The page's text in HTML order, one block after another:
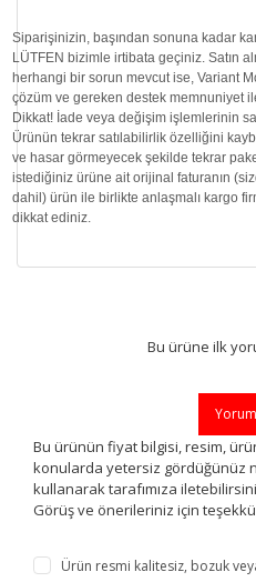
Siparişinizin, başından sonuna kadar
LÜTFEN bizimle irtibata geçiniz. Satın
herhangi bir sorun mevcut ise, Variant
çözüm ve gereken destek memnuniyet
Dikkat! İade veya değişim işlemlerinin
Ürünün tekrar satılabilirlik özelliğini
ve hasar görmeyecek şekilde tekrar
istediğiniz ürüne ait orijinal faturanın
dahil) ürün ile birlikte anlaşmalı kargo
dikkat ediniz.
Bu ürüne ilk
Bu ürünün fiyat bilgisi, resim,
konularda yetersiz gördüğünüz
kullanarak tarafımıza
Görüş ve önerileriniz için
Ürün resmi kalitesiz, bozuk